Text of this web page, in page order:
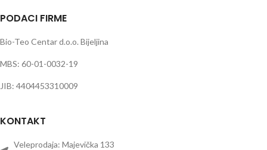
PODACI FIRME
Bio-Teo Centar d.o.o. Bijeljina
MBS: 60-01-0032-19
JIB: 4404453310009
KONTAKT
Veleprodaja: Majevička 133